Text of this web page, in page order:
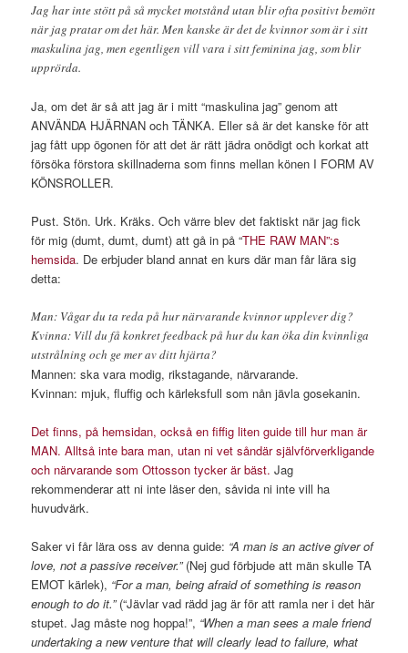
Jag har inte stött på så mycket motstånd utan blir ofta positivt bemött
när jag pratar om det här. Men kanske är det de kvinnor som är i sitt
maskulina jag, men egentligen vill vara i sitt feminina jag, som blir
upprörda.
Ja, om det är så att jag är i mitt “maskulina jag” genom att
ANVÄNDA HJÄRNAN och TÄNKA. Eller så är det kanske för att
jag fått upp ögonen för att det är rätt jädra onödigt och korkat att
försöka förstora skillnaderna som finns mellan könen I FORM AV
KÖNSROLLER.
Pust. Stön. Urk. Kräks. Och värre blev det faktiskt när jag fick
för mig (dumt, dumt, dumt) att gå in på “THE RAW MAN”:s
hemsida. De erbjuder bland annat en kurs där man får lära sig
detta:
Man: Vågar du ta reda på hur närvarande kvinnor upplever dig?
Kvinna: Vill du få konkret feedback på hur du kan öka din kvinnliga
utstrålning och ge mer av ditt hjärta?
Mannen: ska vara modig, rikstagande, närvarande.
Kvinnan: mjuk, fluffig och kärleksfull som nån jävla gosekanin.
Det finns, på hemsidan, också en fiffig liten guide till hur man är
MAN. Alltså inte bara man, utan ni vet såndär självförverkligande
och närvarande som Ottosson tycker är bäst. Jag
rekommenderar att ni inte läser den, såvida ni inte vill ha
huvudvärk.
Saker vi får lära oss av denna guide: “A man is an active giver of
love, not a passive receiver.”(Nej gud förbjude att män skulle TA
EMOT kärlek), “For a man, being afraid of something is reason
enough to do it.”(“Jävlar vad rädd jag är för att ramla ner i det här
stupet. Jag måste nog hoppa!”, “When a man sees a male friend
undertaking a new venture that will clearly lead to failure, what